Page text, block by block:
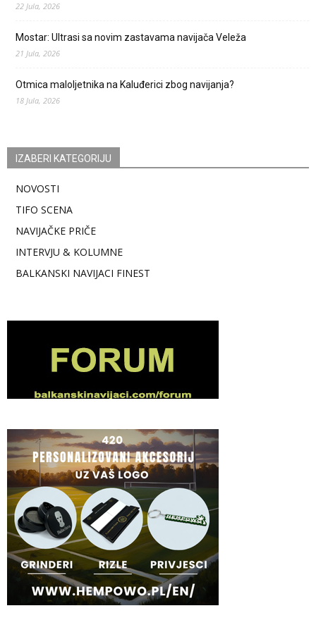
22 Jula, 2026
Mostar: Ultrasi sa novim zastavama navijača Veleža
21 Jula, 2026
Otmica maloljetnika na Kaluđerici zbog navijanja?
18 Jula, 2026
IZABERI KATEGORIJU
NOVOSTI
TIFO SCENA
NAVIJAČKE PRIČE
INTERVJU & KOLUMNE
BALKANSKI NAVIJACI FINEST